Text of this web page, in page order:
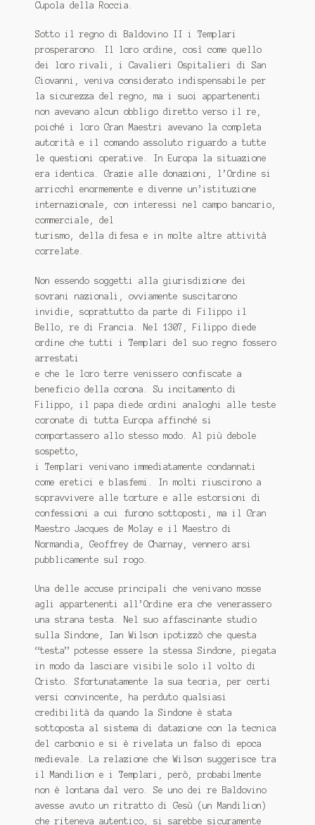
Cupola della Roccia.
Sotto il regno di Baldovino II i Templari
prosperarono. Il loro ordine, così come quello
dei loro rivali, i Cavalieri Ospitalieri di San
Giovanni, veniva considerato indispensabile per
la sicurezza del regno, ma i suoi appartenenti
non avevano alcun obbligo diretto verso il re,
poiché i loro Gran Maestri avevano la completa
autorità e il comando assoluto riguardo a tutte
le questioni operative. In Europa la situazione
era identica. Grazie alle donazioni, l’Ordine si
arricchì enormemente e divenne un’istituzione
internazionale, con interessi nel campo bancario,
commerciale, del
turismo, della difesa e in molte altre attività
correlate.
Non essendo soggetti alla giurisdizione dei
sovrani nazionali, ovviamente suscitarono
invidie, soprattutto da parte di Filippo il
Bello, re di Francia. Nel 1307, Filippo diede
ordine che tutti i Templari del suo regno fossero
arrestati
e che le loro terre venissero confiscate a
beneficio della corona. Su incitamento di
Filippo, il papa diede ordini analoghi alle teste
coronate di tutta Europa affinché si
comportassero allo stesso modo. Al più debole
sospetto,
i Templari venivano immediatamente condannati
come eretici e blasfemi. In molti riuscirono a
sopravvivere alle torture e alle estorsioni di
confessioni a cui furono sottoposti, ma il Gran
Maestro Jacques de Molay e il Maestro di
Normandia, Geoffrey de Charnay, vennero arsi
pubblicamente sul rogo.
Una delle accuse principali che venivano mosse
agli appartenenti all’Ordine era che venerassero
una strana testa. Nel suo affascinante studio
sulla Sindone, Ian Wilson ipotizzò che questa
“testa” potesse essere la stessa Sindone, piegata
in modo da lasciare visibile solo il volto di
Cristo. Sfortunatamente la sua teoria, per certi
versi convincente, ha perduto qualsiasi
credibilità da quando la Sindone è stata
sottoposta al sistema di datazione con la tecnica
del carbonio e si è rivelata un falso di epoca
medievale. La relazione che Wilson suggerisce tra
il Mandilion e i Templari, però, probabilmente
non è lontana dal vero. Se uno dei re Baldovino
avesse avuto un ritratto di Gesù (un Mandilion)
che riteneva autentico, si sarebbe sicuramente